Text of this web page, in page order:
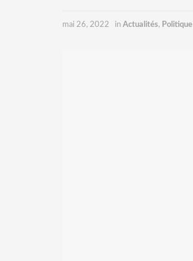
mai 26, 2022 in Actualités, Politique